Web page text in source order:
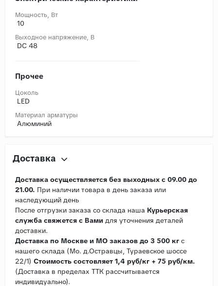
Мощность, Вт
10
Выходное напряжение, В
DC 48
Прочее
Цоколь
LED
Материал арматуры
Алюминий
Доставка
Доставка осуществляется без выходных с 09.00 до
21.00. При наличии товара в день заказа или
наследующий день
После отгрузки заказа со склада наша Курьерская
служба свяжется с Вами для уточнения деталей
доставки.
Доставка по Москве и МО заказов до 3 500 кг с
нашего склада (Мо. д.Остравцы, Тураевское шоссе
22/1) Стоимость состовляет 1,4 руб/кг + 75 руб/км.
(Доставка в пределах ТТК рассчитывается
индивидуально).